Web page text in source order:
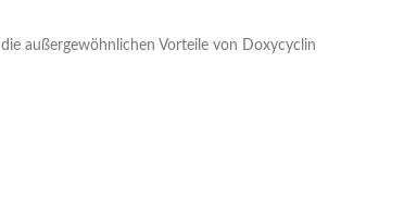
außergewöhnlichen Vorteile von Doxycyclin